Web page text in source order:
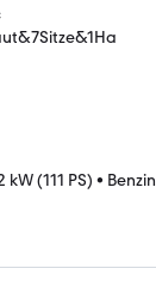
kW (111 PS) • Benzin